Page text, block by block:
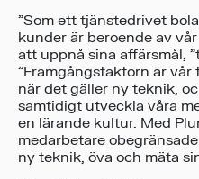
”Som ett tjänstedrivet
kunder är beroende av
att uppnå sina affärsmål,
”Framgångsfaktorn är
när det gäller ny teknik,
samtidigt utveckla våra
en lärande kultur. Med
medarbetare
ny teknik, öva och mäta